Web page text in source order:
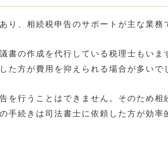
り、相続税申告のサポートが主な業務
書の作成を代行している税理士もい
た方が費用を抑えられる場合が多いで
を行うことはできません。そのため
手続きは司法書士に依頼した方が効率